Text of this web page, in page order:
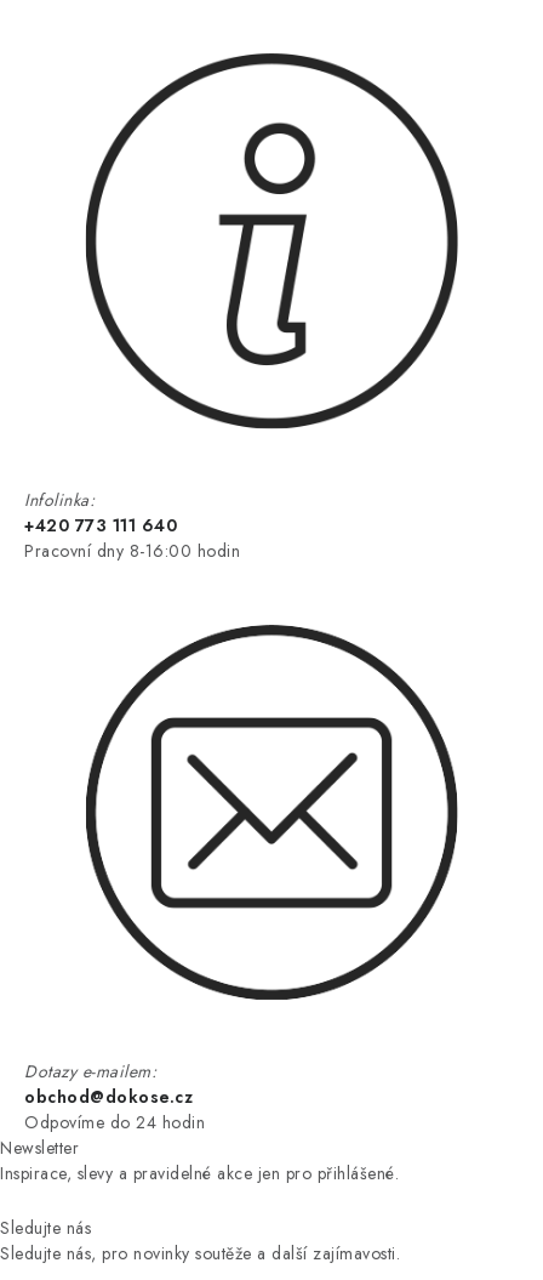
Infolinka:
+420 773 111 640
Pracovní dny 8-16:00 hodin
Dotazy e-mailem:
obchod@dokose.cz
Odpovíme do 24 hodin
Newsletter
Inspirace, slevy a pravidelné akce jen pro přihlášené.
Sledujte nás
Sledujte nás, pro novinky soutěže a další zajímavosti.